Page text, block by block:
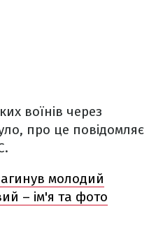
воїнів через
про це повідомляє
молодий
– ім'я та фото